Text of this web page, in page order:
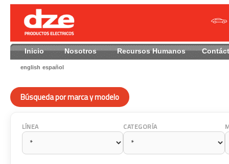
Inicio Nosotros Recursos Humanos
english español
Búsqueda por marca y modelo
LÍNEA CATEGORÍA